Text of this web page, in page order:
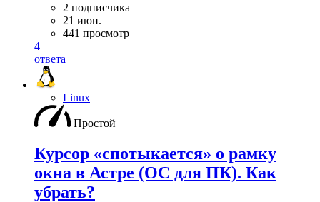
2 подписчика
21 июн.
441 просмотр
4
ответа
Linux
Простой
Курсор «спотыкается» о рамку
окна в Астре (ОС для ПК). Как
убрать?